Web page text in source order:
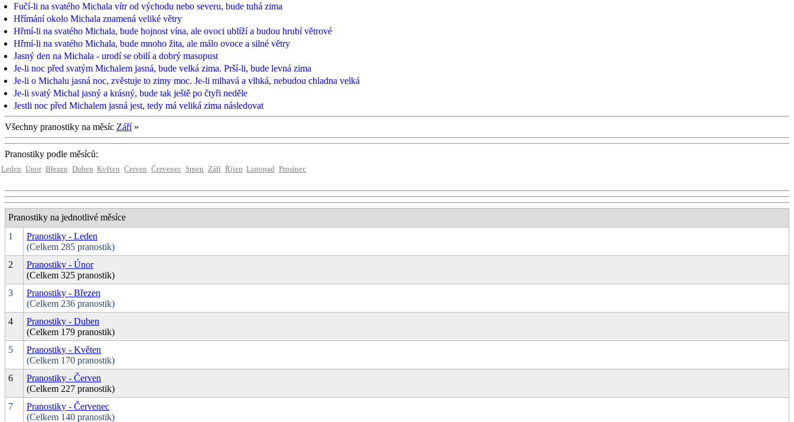
Fučí-li na svatého Michala vítr od východu nebo severu, bude tuhá zima
Hřímání okolo Michala znamená veliké větry
Hřmí-li na svatého Michala, bude hojnost vína, ale ovoci ublíží a budou hrubí větrové
Hřmí-li na svatého Michala, bude mnoho žita, ale málo ovoce a silné větry
Jasný den na Michala - urodí se obilí a dobrý masopust
Je-li noc před svatým Michalem jasná, bude velká zima. Prší-li, bude levná zima
Je-li o Michalu jasná noc, zvěstuje to zimy moc. Je-li mlhavá a vlhká, nebudou chladna velká
Je-li svatý Michal jasný a krásný, bude tak ještě po čtyři neděle
Jestli noc před Michalem jasná jest, tedy má veliká zima následovat
Všechny pranostiky na měsíc Září»
Pranostiky podle měsíců:
Leden Únor Březen Duben Květen Červen Červenec Srpen Září Říjen Listopad Prosinec
Pranostiky na jednotlivé měsíce
1
Pranostiky - Leden
(Celkem 285 pranostik)
2
Pranostiky - Únor
(Celkem 325 pranostik)
3
Pranostiky - Březen
(Celkem 236 pranostik)
4
Pranostiky - Duben
(Celkem 179 pranostik)
5
Pranostiky - Květen
(Celkem 170 pranostik)
6
Pranostiky - Červen
(Celkem 227 pranostik)
7
Pranostiky - Červenec
(Celkem 140 pranostik)